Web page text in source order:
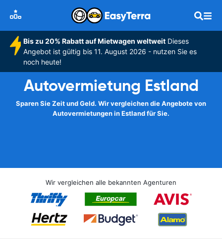
Bis zu 20% Rabatt auf Mietwagen weltweitDieses
Angebot ist gültig bis 11. August 2026 - nutzen Sie es
noch heute!
Autovermietung Estland
Sparen Sie Zeit und Geld. Wir vergleichen die Angebote von
Autovermietungen in Estland für Sie.
Wir vergleichen alle bekannten Agenturen